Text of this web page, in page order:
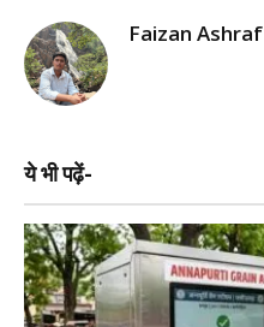
Faizan Ashraf
ये भी पढ़ें-